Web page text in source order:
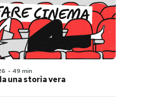
- 49 min
una storia vera